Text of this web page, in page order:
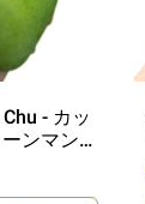
- カッ
ンマンゴ